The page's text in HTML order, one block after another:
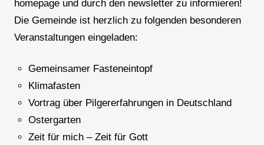
homepage und durch den newsletter zu informieren!
Die Gemeinde ist herzlich zu folgenden besonderen
Veranstaltungen eingeladen:
Gemeinsamer Fasteneintopf
Klimafasten
Vortrag über Pilgererfahrungen in Deutschland
Ostergarten
Zeit für mich – Zeit für Gott